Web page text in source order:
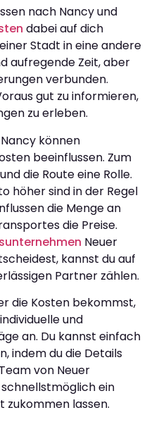
nach Nancy und
dabei auf dich
Stadt in eine andere
aufregende Zeit, aber
verbunden.
gut zu informieren,
zu erleben.
können
beeinflussen. Zum
die Route eine Rolle.
höher sind in der Regel
die Menge an
die Preise.
Neuer
kannst du auf
Partner zählen.
die Kosten bekommst,
und
an. Du kannst einfach
indem du die Details
von Neuer
ein
lassen.